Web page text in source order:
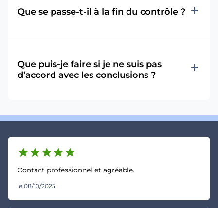
Que se passe-t-il à la fin du contrôle ? add
Que puis-je faire si je ne suis pas
d’accord avec les conclusions ?
add
starstarstarstarstar
Contact professionnel et agréable.
le 08/10/2025